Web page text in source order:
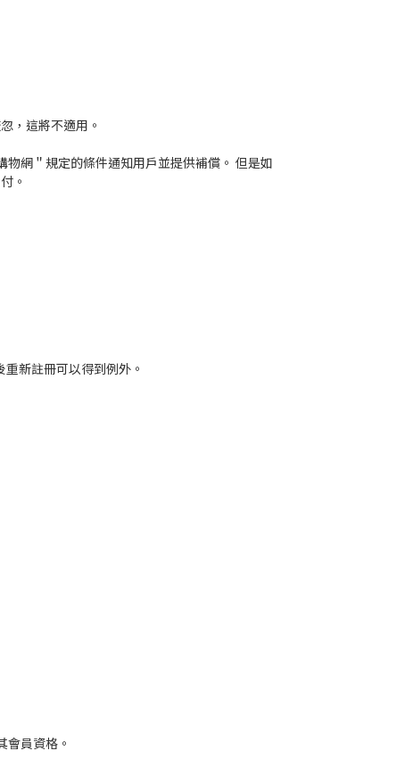
，這將不適用。
網＂規定的條件通知用戶並提供補償。 但是如
。
新註冊可以得到例外。
員資格。